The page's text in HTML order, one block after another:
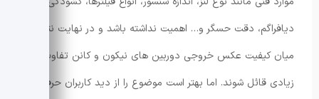
دیافراگم، دقت حسگر و… اهمیت نداشته باشد و در نهایت نتوانند
میان کیفیت عکس خروجی دوربین های نیکون و کانن تفاوت
زیادی قائل شوند. اما بهتر است موضوع را از دید کاربران حرفه‌ای